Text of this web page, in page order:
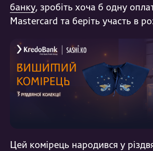
банку, зробіть хоча б одну
Mastercard та беріть участь в
Цей комірець народився у